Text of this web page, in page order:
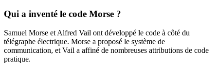
Qui a inventé le code Morse ?
Samuel Morse et Alfred Vail ont développé le code à côté du
télégraphe électrique. Morse a proposé le système de
communication, et Vail a affiné de nombreuses attributions de code
pratique.